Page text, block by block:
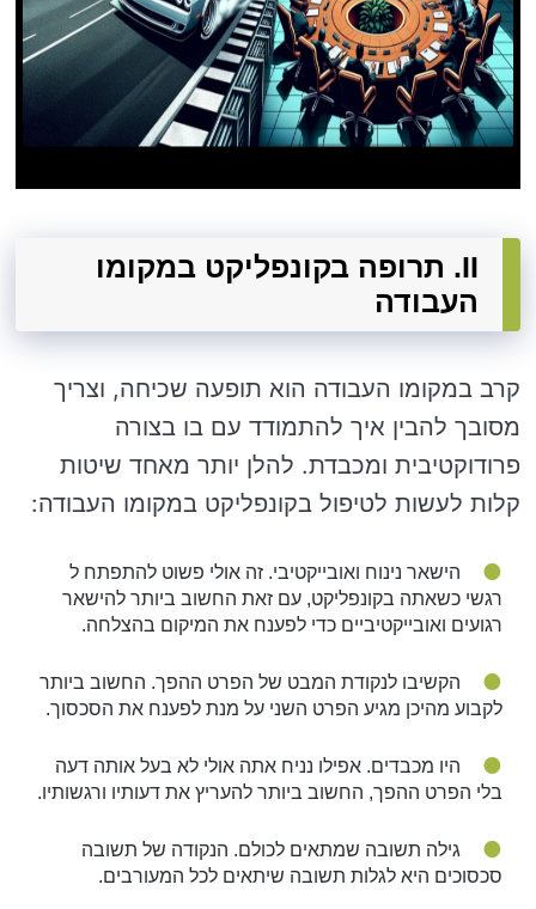
II. תרופה בקונפליקט במקומו
העבודה
קרב במקומו העבודה הוא תופעה שכיחה, וצריך
מסובך להבין איך להתמודד עם בו בצורה
פרודוקטיבית ומכבדת. להלן יותר מאחד שיטות
קלות לעשות לטיפול בקונפליקט במקומו העבודה:
הישאר נינוח ואובייקטיבי. זה אולי פשוט להתפתח ל
רגשי כשאתה בקונפליקט, עם זאת החשוב ביותר להישאר
רגועים ואובייקטיביים כדי לפענח את המיקום בהצלחה.
הקשיבו לנקודת המבט של הפרט ההפך. החשוב ביותר
לקבוע מהיכן מגיע הפרט השני על מנת לפענח את הסכסוך.
היו מכבדים. אפילו נניח אתה אולי לא בעל אותה דעה
בלי הפרט ההפך, החשוב ביותר להעריץ את דעותיו ורגשותיו.
גילה תשובה שמתאים לכולם. הנקודה של תשובה
סכסוכים היא לגלות תשובה שיתאים לכל המעורבים.